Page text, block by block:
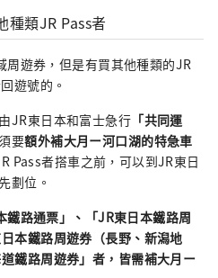
種類JR Pass者
周遊券，但是有買其他種類的JR
遊號的。
JR東日本和富士急行 「共同運
要額外補大月ー河口湖的特急車
Pass者搭車之前，可以到JR東日
劃位。
路通票」、「JR東日本鐵路周
本鐵路周遊券（長野、新潟地
鐵路周遊券」者，皆需補大月ー